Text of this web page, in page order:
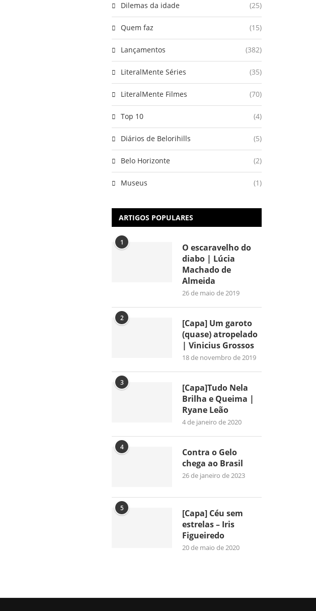
Dilemas da idade (25)
Quem faz (15)
Lançamentos (382)
LiteralMente Séries (35)
LiteralMente Filmes (70)
Top 10 (4)
Diários de Belorihills (5)
Belo Horizonte (2)
Museus (1)
ARTIGOS POPULARES
1
O escaravelho do
diabo | Lúcia
Machado de
Almeida
26 de maio de 2019
2
[Capa] Um garoto
(quase) atropelado
| Vinicius Grossos
18 de novembro de 2019
3
[Capa]Tudo Nela
Brilha e Queima |
Ryane Leão
4 de janeiro de 2020
4
Contra o Gelo
chega ao Brasil
26 de janeiro de 2023
5
[Capa] Céu sem
estrelas – Iris
Figueiredo
20 de maio de 2020